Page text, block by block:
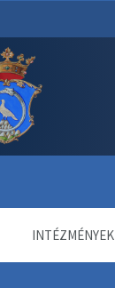
INTÉZMÉNYEK